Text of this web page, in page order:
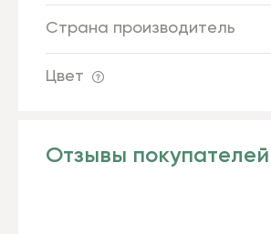
Страна производитель
Цвет
Отзывы покупателей